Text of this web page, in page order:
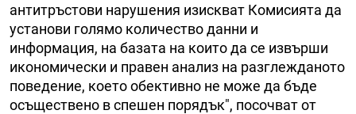
антитръстови нарушения изискват Комисията да
установи голямо количество данни и
информация, на базата на които да се извърши
икономически и правен анализ на разглежданото
поведение, което обективно не може да бъде
осъществено в спешен порядък", посочват от